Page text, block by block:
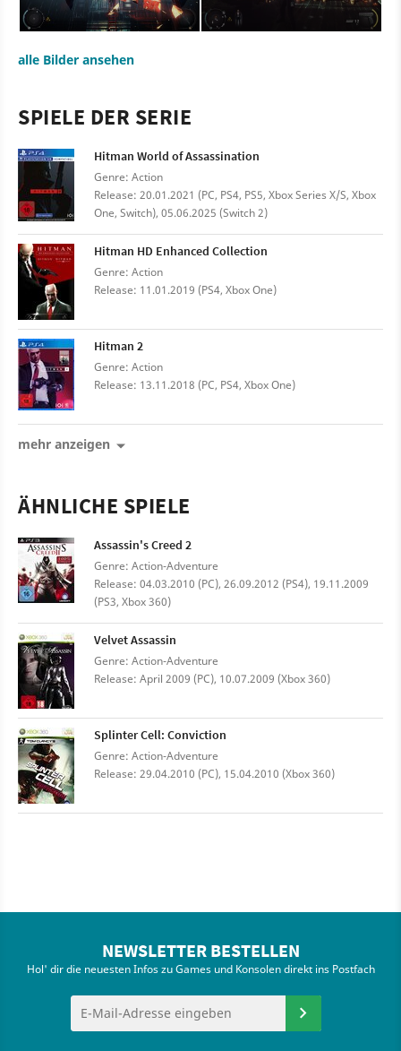
alle Bilder ansehen
SPIELE DER SERIE
Hitman World of Assassination
Genre: Action
Release: 20.01.2021 (PC, PS4, PS5, Xbox Series X/S, Xbox
One, Switch), 05.06.2025 (Switch 2)
Hitman HD Enhanced Collection
Genre: Action
Release: 11.01.2019 (PS4, Xbox One)
Hitman 2
Genre: Action
Release: 13.11.2018 (PC, PS4, Xbox One)
mehr anzeigen
ÄHNLICHE SPIELE
Assassin's Creed 2
Genre: Action-Adventure
Release: 04.03.2010 (PC), 26.09.2012 (PS4), 19.11.2009
(PS3, Xbox 360)
Velvet Assassin
Genre: Action-Adventure
Release: April 2009 (PC), 10.07.2009 (Xbox 360)
Splinter Cell: Conviction
Genre: Action-Adventure
Release: 29.04.2010 (PC), 15.04.2010 (Xbox 360)
NEWSLETTER BESTELLEN
Hol' dir die neuesten Infos zu Games und Konsolen direkt ins Postfach